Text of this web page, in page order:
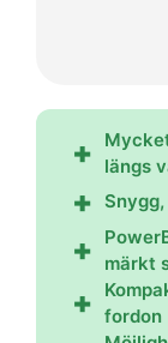
längs
märkt
fordon